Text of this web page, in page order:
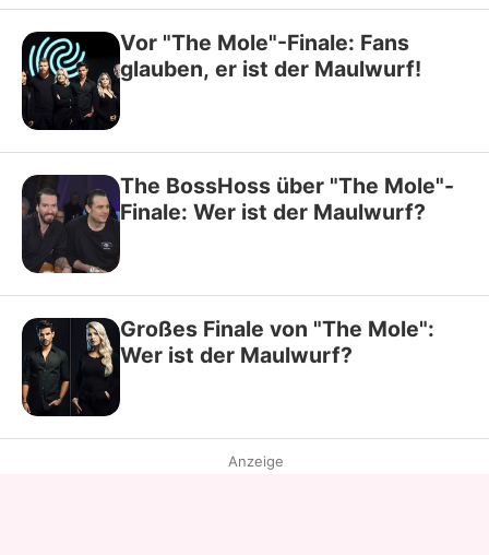
Vor "The Mole"-Finale: Fans
glauben, er ist der Maulwurf!
The BossHoss über "The Mole"-
Finale: Wer ist der Maulwurf?
Großes Finale von "The Mole":
Wer ist der Maulwurf?
Anzeige